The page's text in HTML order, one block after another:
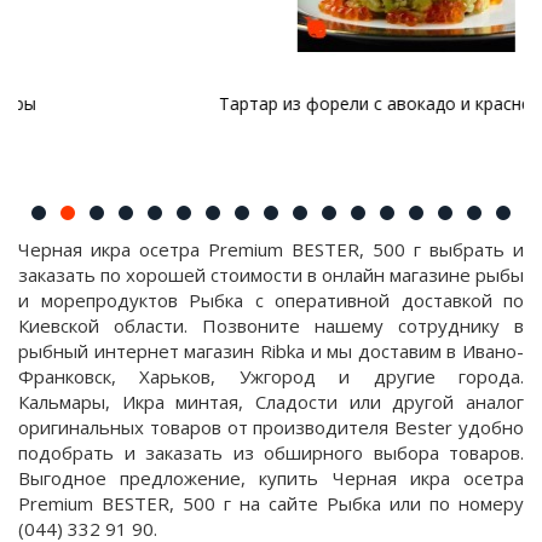
Тартар из форели с авокадо и красной икрой
Черная икра осетра Premium BESTER, 500 г выбрать и
заказать по хорошей стоимости в онлайн магазине рыбы
и морепродуктов Рыбка с оперативной доставкой по
Киевской области. Позвоните нашему сотруднику в
рыбный интернет магазин Ribka и мы доставим в Ивано-
Франковск, Харьков, Ужгород и другие города.
Кальмары, Икра минтая, Сладости или другой аналог
оригинальных товаров от производителя Bester удобно
подобрать и заказать из обширного выбора товаров.
Выгодное предложение, купить Черная икра осетра
Premium BESTER, 500 г на сайте Рыбка или по номеру
(044) 332 91 90.